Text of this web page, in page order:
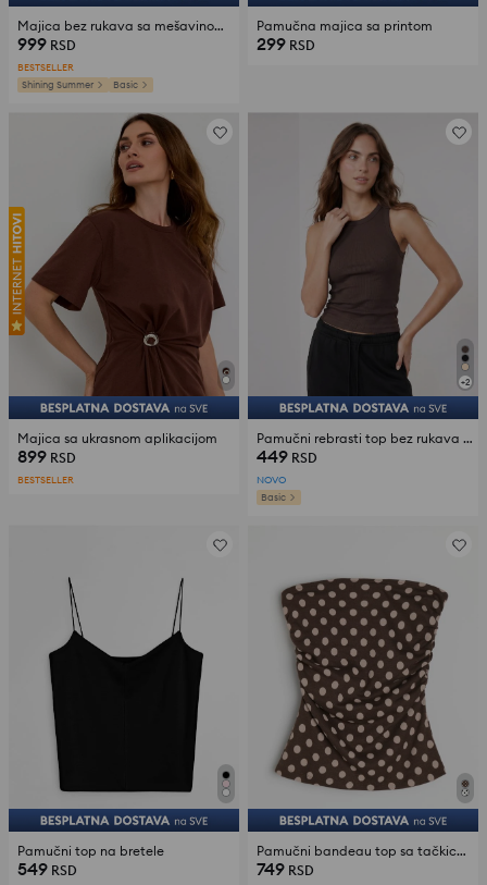
Majica bez rukava sa mešavinom viskoze
999 RSD
BESTSELLER
Shining Summer
Basic
Pamučna majica sa printom
299 RSD
Majica sa ukrasnom aplikacijom
899 RSD
BESTSELLER
+2
Pamučni rebrasti top bez rukava sa okruglim izrezom
449 RSD
NOVO
Basic
Pamučni top na bretele
549 RSD
Pamučni bandeau top sa tačkicama
749 RSD